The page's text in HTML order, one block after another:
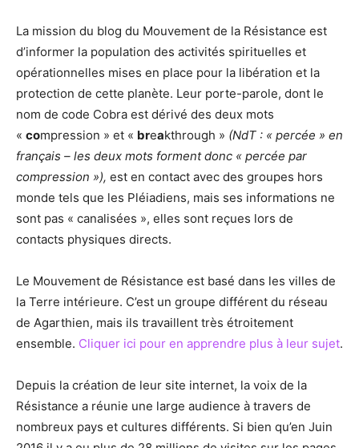
La mission du blog du Mouvement de la Résistance est
d’informer la population des activités spirituelles et
opérationnelles mises en place pour la libération et la
protection de cette planète. Leur porte-parole, dont le
nom de code Cobra est dérivé des deux mots
« compression » et « breakthrough » (NdT : « percée » en
français – les deux mots forment donc « percée par
compression »), est en contact avec des groupes hors
monde tels que les Pléiadiens, mais ses informations ne
sont pas « canalisées », elles sont reçues lors de
contacts physiques directs.
Le Mouvement de Résistance est basé dans les villes de
la Terre intérieure. C’est un groupe différent du réseau
de Agarthien, mais ils travaillent très étroitement
ensemble. Cliquer ici pour en apprendre plus à leur sujet.
Depuis la création de leur site internet, la voix de la
Résistance a réunie une large audience à travers de
nombreux pays et cultures différents. Si bien qu’en Juin